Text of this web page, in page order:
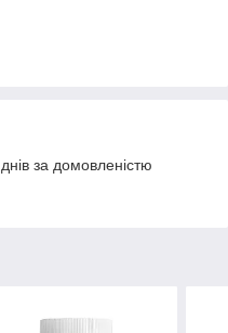
за домовленістю